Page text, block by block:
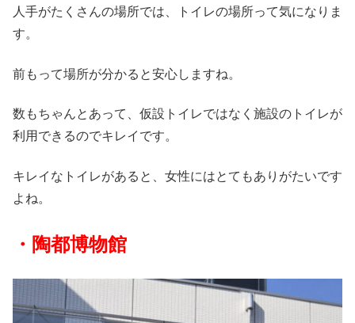
人手がたくさんの場所では、トイレの場所って気になりま
す。
前もって場所が分かると安心しますね。
数もちゃんとあって、仮設トイレではなく施設のトイレが
利用できるのでキレイです。
キレイなトイレがあると、女性にはとてもありがたいです
よね。
・陶都博物館